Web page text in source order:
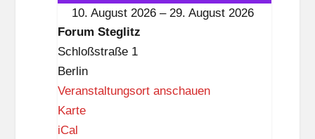
z
im
10. August 2026 – 29. August 2026
Forum Steglitz
Schloßstraße 1
Berlin
Veranstaltungsort anschauen
KarteF
iCal